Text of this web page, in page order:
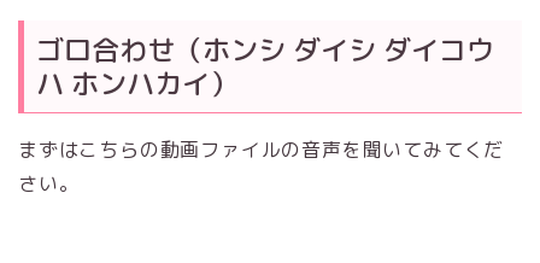
ゴロ合わせ（ホンシ ダイシ ダイコウ
ハ ホンハカイ）
まずはこちらの動画ファイルの音声を聞いてみてくだ
さい。